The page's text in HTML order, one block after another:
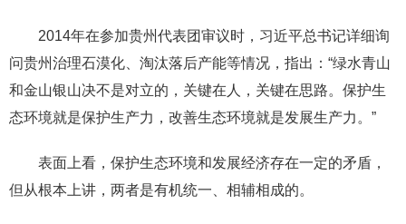
2014年在参加贵州代表团审议时，习近平总书记详细询
问贵州治理石漠化、淘汰落后产能等情况，指出：“绿水青山
和金山银山决不是对立的，关键在人，关键在思路。保护生
态环境就是保护生产力，改善生态环境就是发展生产力。”
表面上看，保护生态环境和发展经济存在一定的矛盾，
但从根本上讲，两者是有机统一、相辅相成的。